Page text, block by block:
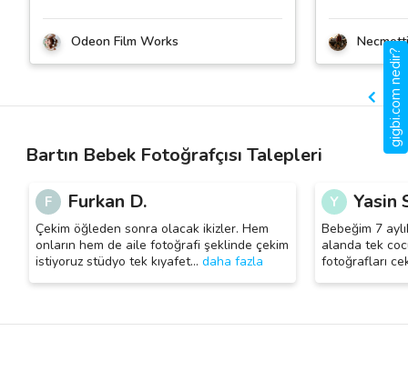
Odeon Film Works
Bartın Bebek Fotoğrafçısı Talepleri
F Furkan D.
Çekim öğleden sonra olacak ikizler. Hem
onların hem de aile fotoğrafi şeklinde çekim
istiyoruz stüdyo tek kıyafet… daha fazla
Y Yasin
Bebeğim 7
alanda tek
fotoğrafları
gigbi.com nedir?